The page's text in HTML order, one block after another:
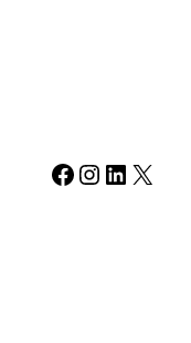
Facebook Instagram LinkedIn X